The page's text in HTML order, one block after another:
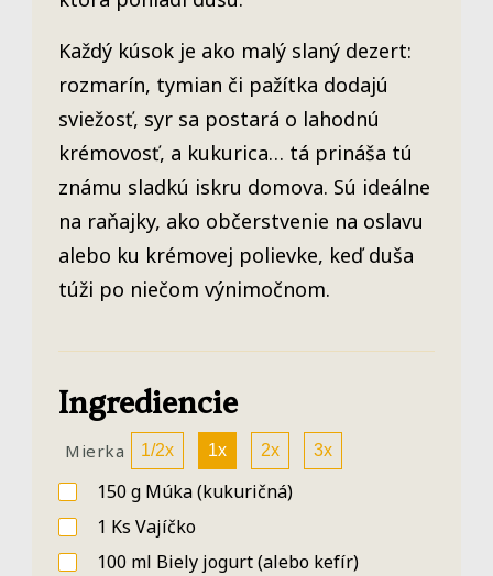
Každý kúsok je ako malý slaný dezert:
rozmarín, tymian či pažítka dodajú
sviežosť, syr sa postará o lahodnú
krémovosť, a kukurica… tá prináša tú
známu sladkú iskru domova. Sú ideálne
na raňajky, ako občerstvenie na oslavu
alebo ku krémovej polievke, keď duša
túži po niečom výnimočnom.
Ingrediencie
Mierka 1/2x 1x 2x 3x
150g Múka(kukuričná)
1 Ks Vajíčko
100 ml Biely jogurt(alebo kefír)